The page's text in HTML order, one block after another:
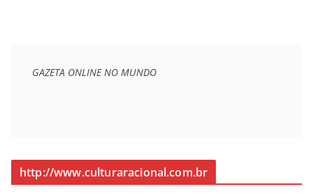
GAZETA ONLINE NO MUNDO
http://www.culturaracional.com.br